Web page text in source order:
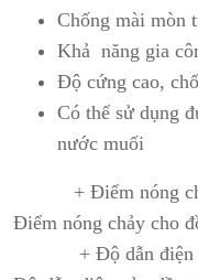
Chống mài mòn
Khả năng gia
Độ cứng cao,
Có thể sử dụng
nước muối
+ Điểm nóng
Điểm nóng chảy cho
+ Độ dẫn điện